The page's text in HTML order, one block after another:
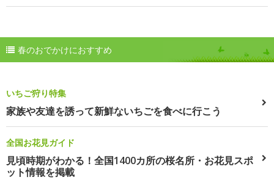
春のおでかけにおすすめ
いちご狩り特集
家族や友達を誘って新鮮ないちごを食べに行こう
全国お花見ガイド
見頃時期がわかる！全国1400カ所の桜名所・お花見スポ
ット情報を掲載